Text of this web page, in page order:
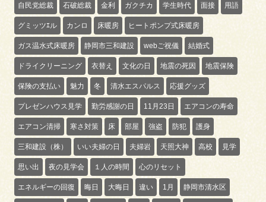
自民党総裁 石破総裁 金利 ガクチカ 学生時代 面接 用語
グミッツｴル カンロ 床暖房 ヒートポンプ式床暖房
ガス温水式床暖房 静岡市三和建設 webご祝儀 結婚式
ドライクリーニング 衣替え 文化の日 地震の死因 地震保険
保険の支払い 魅力 冬 清水エスパルス 応援グッズ
プレゼンハウス見学 勤労感謝の日 11月23日 エアコンの寿命
エアコン清掃 寒さ対策 床 部屋 強盗 防犯 護身
三和建設（株） いい夫婦の日 夫婦岩 天照大神 高校 見学
思い出 夜の見学会 １人の時間 心のリセット
エネルギーの回復 晦日 大晦日 違い 1月 静岡市清水区